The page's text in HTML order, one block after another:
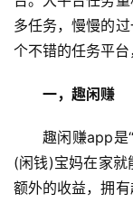
多任务，慢慢的
个不错的任务平台
一，趣闲赚
趣闲赚app是
(闲钱)宝妈在家就
额外的收益，拥